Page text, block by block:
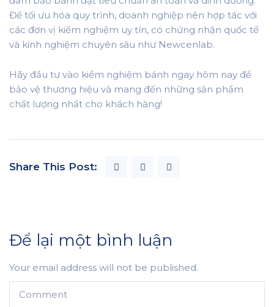
Để tối ưu hóa quy trình, doanh nghiệp nên hợp tác với
các đơn vị kiểm nghiệm uy tín, có chứng nhận quốc tế
và kinh nghiệm chuyên sâu như Newcenlab.
Hãy đầu tư vào kiểm nghiệm bánh ngay hôm nay để
bảo vệ thương hiệu và mang đến những sản phẩm
chất lượng nhất cho khách hàng!
Share This Post:
Để lại một bình luận
Your email address will not be published.